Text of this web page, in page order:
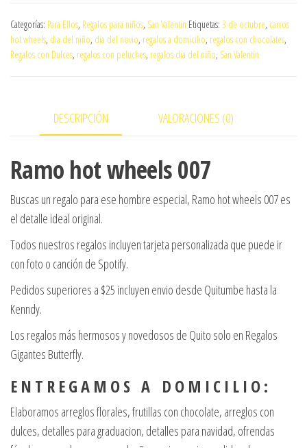
007
cantidad
Categorías: Para Ellos, Regalos para niños, San Valentin Etiquetas: 3 de octubre, carros
hot wheels, dia del niño, dia del novio, regalos a domicilio, regalos con chocolates,
Regalos con Dulces, regalos con peluches, regalos dia del niño, San Valentin
DESCRIPCIÓN VALORACIONES (0)
Ramo hot wheels 007
Buscas un regalo para ese hombre especial, Ramo hot wheels 007 es
el detalle ideal original.
Todos nuestros regalos incluyen tarjeta personalizada que puede ir
con foto o canción de Spotify.
Pedidos superiores a $25 incluyen envio desde Quitumbe hasta la
Kenndy.
Los regalos más hermosos y novedosos de Quito solo en Regalos
Gigantes Butterfly.
E N T R E G A M O S A D O M I C I L I O :
Elaboramos arreglos florales, frutillas con chocolate, arreglos con
dulces, detalles para graduacion, detalles para navidad, ofrendas